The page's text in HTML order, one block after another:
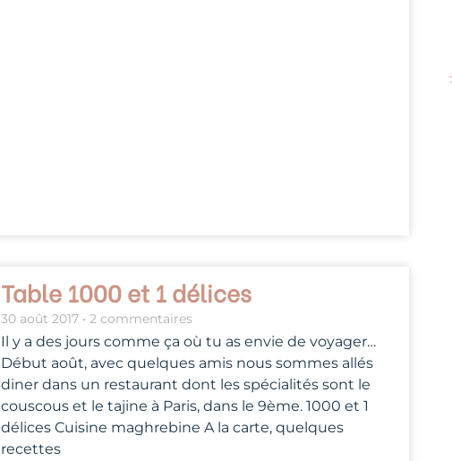
Table 1000 et 1 délices
30 août 2017 2 commentaires
Il y a des jours comme ça où tu as envie de voyager…
Début août, avec quelques amis nous sommes allés
diner dans un restaurant dont les spécialités sont le
couscous et le tajine à Paris, dans le 9ème. 1000 et 1
délices Cuisine maghrebine A la carte, quelques
recettes